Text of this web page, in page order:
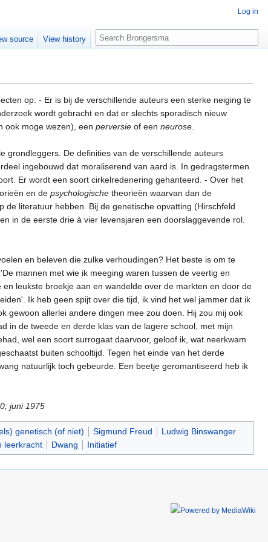
op: - Er is bij de verschillende auteurs een sterke neiging te
wordt gebracht en dat er slechts sporadisch nieuw
ook moge wezen), een perversie of een neurose.
grondleggers. De definities van de verschillende auteurs
ingebouwd dat moraliserend van aard is. In gedragstermen
Er wordt een soort cirkelredenering gehanteerd. - Over het
en de psychologische theorieën waarvan dan de
literatuur hebben. Bij de genetische opvatting (Hirschfeld
in de eerste drie à vier levensjaren een doorslaggevende rol.
en beleven die zulke verhoudingen? Het beste is om te
mannen met wie ik meeging waren tussen de veertig en
leukste broekje aan en wandelde over de markten en door de
Ik heb geen spijt over die tijd, ik vind het wel jammer dat ik
gewoon allerlei andere dingen mee zou doen. Hij zou mij ook
in de tweede en derde klas van de lagere school, met mijn
wel een soort surrogaat daarvoor, geloof ik, wat neerkwam
buiten schooltijd. Tegen het einde van het derde
natuurlijk toch gebeurde. Een beetje geromantiseerd heb ik
juni 1975
genetisch (of niet) Sigmund Freud
Ludwig Binswanger
leerkracht Dwang Initiatief
Log in
source View history Search